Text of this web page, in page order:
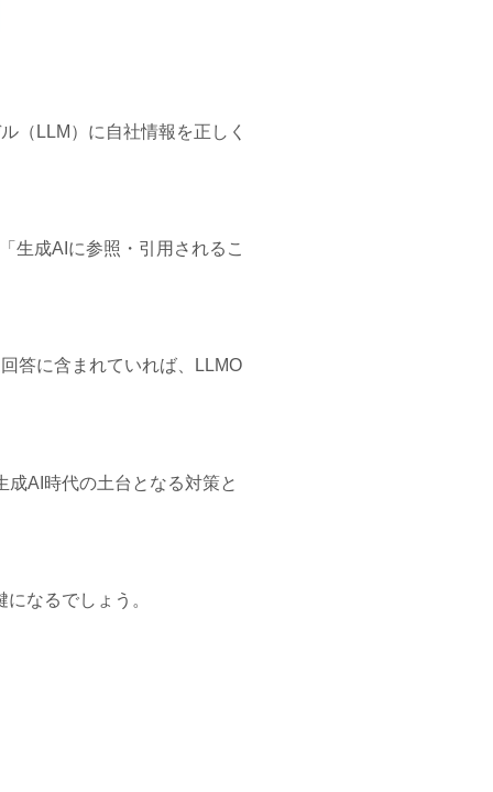
（LLM）に自社情報を正しく
生成AIに参照・引用されるこ
答に含まれていれば、LLMO
AI時代の土台となる対策と
なるでしょう。